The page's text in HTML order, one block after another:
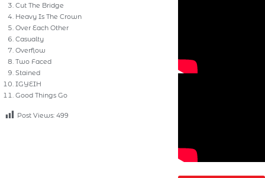
Cut The Bridge
Heavy Is The Crown
Over Each Other
Casualty
Overflow
Two Faced
Stained
IGYEIH
Good Things Go
Post Views: 499